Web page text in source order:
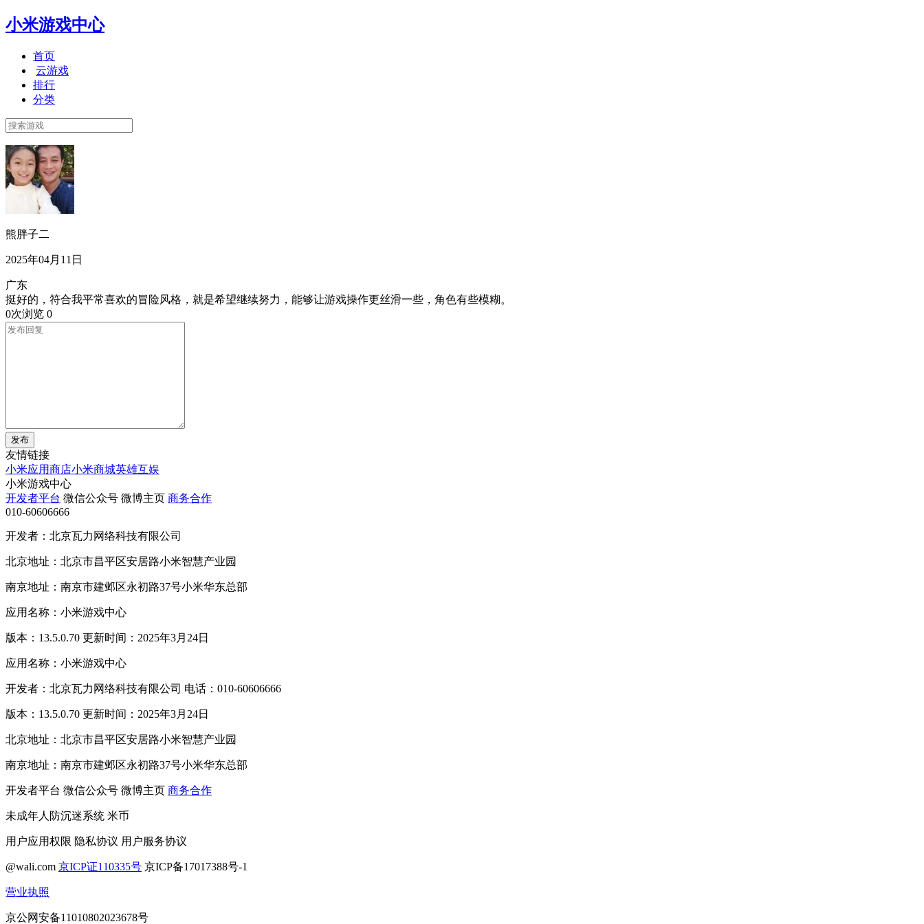
小米游戏中心
首页
云游戏
排行
分类
熊胖子二
2025年04月11日
广东
挺好的，符合我平常喜欢的冒险风格，就是希望继续努力，能够让游戏操作更丝滑一些，角色有些模糊。
0次浏览 0
发布
友情链接
小米应用商店小米商城英雄互娱
小米游戏中心
开发者平台 微信公众号 微博主页 商务合作
010-60606666
开发者：北京瓦力网络科技有限公司
北京地址：北京市昌平区安居路小米智慧产业园
南京地址：南京市建邺区永初路37号小米华东总部
应用名称：小米游戏中心
版本：13.5.0.70 更新时间：2025年3月24日
应用名称：小米游戏中心
开发者：北京瓦力网络科技有限公司 电话：010-60606666
版本：13.5.0.70 更新时间：2025年3月24日
北京地址：北京市昌平区安居路小米智慧产业园
南京地址：南京市建邺区永初路37号小米华东总部
开发者平台 微信公众号 微博主页 商务合作
未成年人防沉迷系统 米币
用户应用权限 隐私协议 用户服务协议
@wali.com 京ICP证110335号 京ICP备17017388号-1
营业执照
京公网安备11010802023678号